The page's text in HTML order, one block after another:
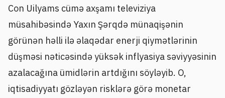
Con Uilyams cümə axşamı televiziya
müsahibəsində Yaxın Şərqdə münaqişənin
görünən həlli ilə əlaqədar enerji qiymətlərinin
düşməsi nəticəsində yüksək inflyasiya səviyyəsinin
azalacağına ümidlərin artdığını söyləyib. O,
iqtisadiyyatı gözləyən risklərə görə monetar